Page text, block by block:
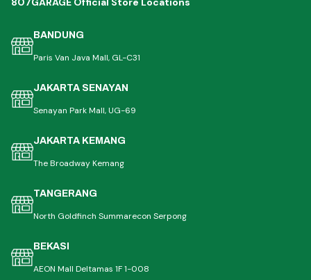
BANDUNG
Paris Van Java Mall, GL-C31
JAKARTA SENAYAN
Senayan Park Mall, UG-69
JAKARTA KEMANG
The Broadway Kemang
TANGERANG
North Goldfinch Summarecon Serpong
BEKASI
AEON Mall Deltamas 1F 1-008